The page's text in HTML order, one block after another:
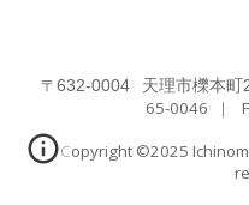
〒 632-0004 天理市櫟本町
65-0046 ｜
Copyright ©2025